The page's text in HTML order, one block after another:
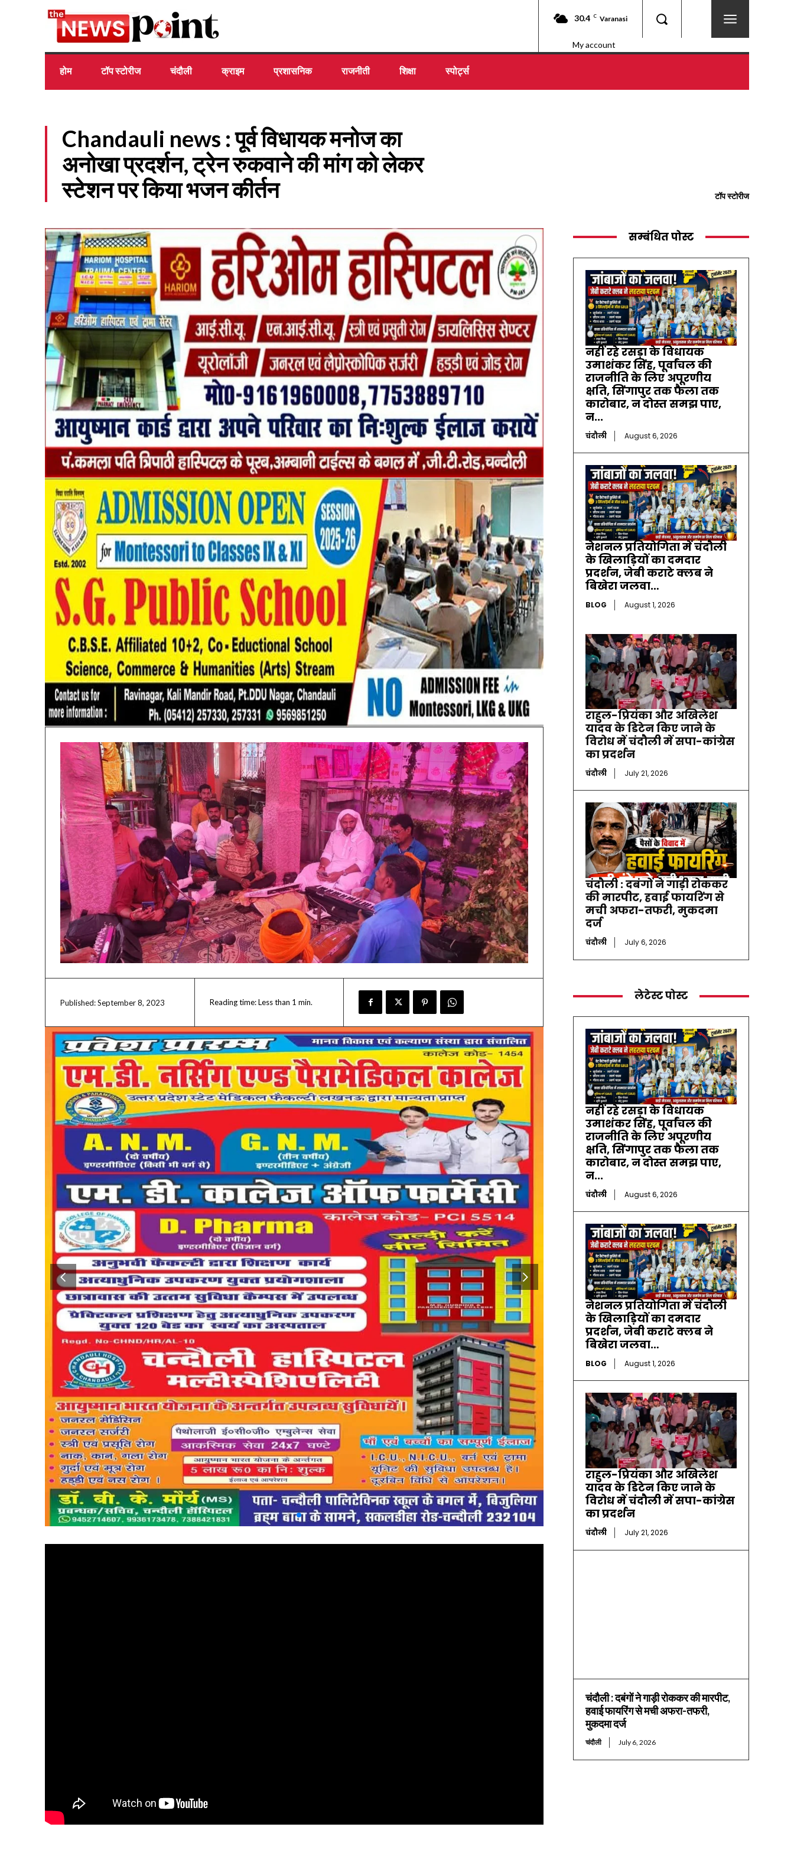
30.4 C Varanasi
My account
होम टॉप स्टोरीज चंदौली क्राइम प्रशासनिक राजनीती शिक्षा स्पोर्ट्स
Chandauli news : पूर्व विधायक मनोज का
अनोखा प्रदर्शन, ट्रेन रुकवाने की मांग को लेकर
स्टेशन पर किया भजन कीर्तन
टॉप स्टोरीज
Published:September 8, 2023 Reading time:Less than 1 min.
सम्बंधित पोस्ट
नहीं रहे रसड़ा के विधायक
उमाशंकर सिंह, पूर्वांचल की
राजनीति के लिए अपूरणीय
क्षति, सिंगापुर तक फैला तक
कारोबार, न दोस्त समझ पाए,
न...
चंदौली August 6, 2026
नेशनल प्रतियोगिता में चंदौली
के खिलाड़ियों का दमदार
प्रदर्शन, जेबी कराटे क्लब ने
बिखेरा जलवा…
BLOG August 1, 2026
राहुल-प्रियंका और अखिलेश
यादव के डिटेन किए जाने के
विरोध में चंदौली में सपा-कांग्रेस
का प्रदर्शन
चंदौली July 21, 2026
चंदौली : दबंगों ने गाड़ी रोककर
की मारपीट, हवाई फायरिंग से
मची अफरा-तफरी, मुकदमा
दर्ज
चंदौली July 6, 2026
लेटेस्ट पोस्ट
नहीं रहे रसड़ा के विधायक
उमाशंकर सिंह, पूर्वांचल की
राजनीति के लिए अपूरणीय
क्षति, सिंगापुर तक फैला तक
कारोबार, न दोस्त समझ पाए,
न...
चंदौली August 6, 2026
नेशनल प्रतियोगिता में चंदौली
के खिलाड़ियों का दमदार
प्रदर्शन, जेबी कराटे क्लब ने
बिखेरा जलवा…
BLOG August 1, 2026
राहुल-प्रियंका और अखिलेश
यादव के डिटेन किए जाने के
विरोध में चंदौली में सपा-कांग्रेस
का प्रदर्शन
चंदौली July 21, 2026
चंदौली : दबंगों ने गाड़ी रोककर की मारपीट,
हवाई फायरिंग से मची अफरा-तफरी,
मुकदमा दर्ज
चंदौली July 6, 2026